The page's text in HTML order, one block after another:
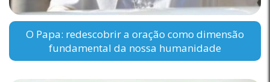
O Papa: redescobrir a oração como dimensão
fundamental da nossa humanidade